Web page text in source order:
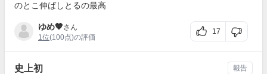
のとこ伸ばしとるの最高
ゆめ🧡さん
1位(100点)の評価
17
史上初 報告